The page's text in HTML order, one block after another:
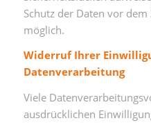
Schutz der Daten vor
möglich.
Widerruf Ihrer
Datenverarbeitung
Viele
ausdrücklichen